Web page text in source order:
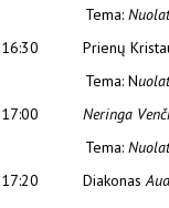
Tema:
16:30 Prienų Kristaus
Tema: N
17:00 Neringa
Tema:
17:20 Diakonas